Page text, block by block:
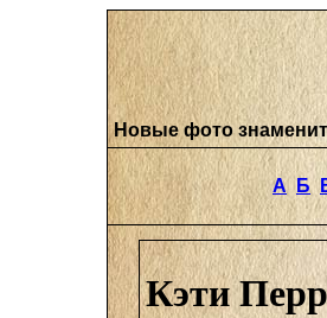
Новые фото
А Б
Кэти